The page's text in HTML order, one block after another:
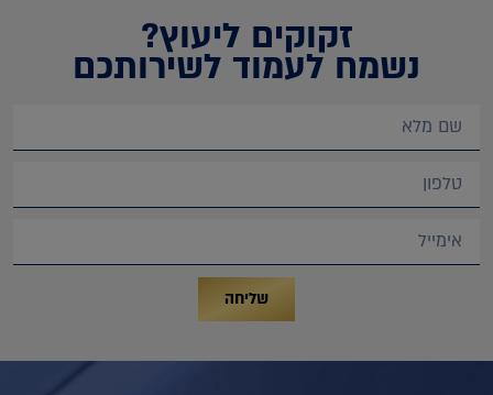
זקוקים ליעוץ?
נשמח לעמוד לשירותכם
שליחה